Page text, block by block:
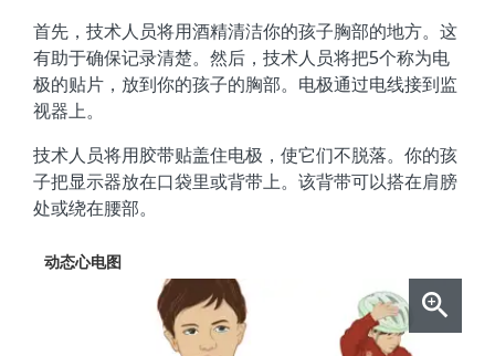
首先，技术人员将用酒精清洁你的孩子胸部的地方。这
有助于确保记录清楚。然后，技术人员将把5个称为电
极的贴片，放到你的孩子的胸部。电极通过电线接到监
视器上。
技术人员将用胶带贴盖住电极，使它们不脱落。你的孩
子把显示器放在口袋里或背带上。该背带可以搭在肩膀
处或绕在腰部。
动态心电图